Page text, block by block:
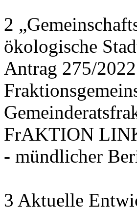
2
ökologische
Antrag 275/
FrAKTION
- mündlicher
3 Aktuelle